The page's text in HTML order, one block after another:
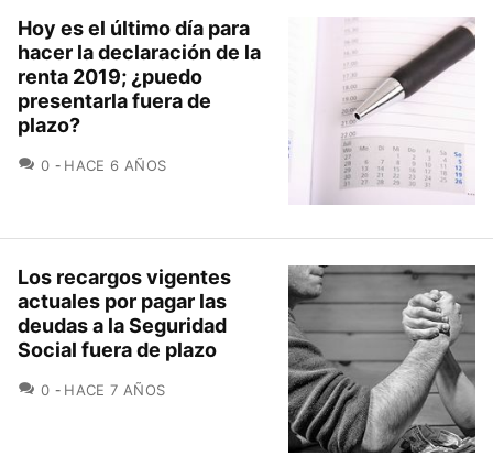
Hoy es el último día para
hacer la declaración de la
renta 2019; ¿puedo
presentarla fuera de
plazo?
0 COMENTARIOS
HACE 6 AÑOS
Los recargos vigentes
actuales por pagar las
deudas a la Seguridad
Social fuera de plazo
0 COMENTARIOS
HACE 7 AÑOS